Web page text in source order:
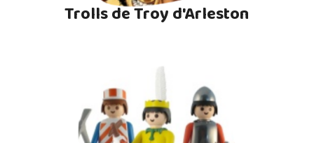
Trolls de Troy d'Arleston